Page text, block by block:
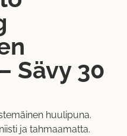
Sävy 30
huulipuna.
ja tahmaamatta.